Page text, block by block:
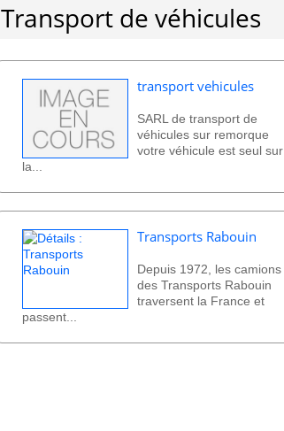
Transport de véhicules
transport vehicules
SARL de transport de
véhicules sur remorque
votre véhicule est seul sur
la...
Transports Rabouin
Depuis 1972, les camions
des Transports Rabouin
traversent la France et
passent...